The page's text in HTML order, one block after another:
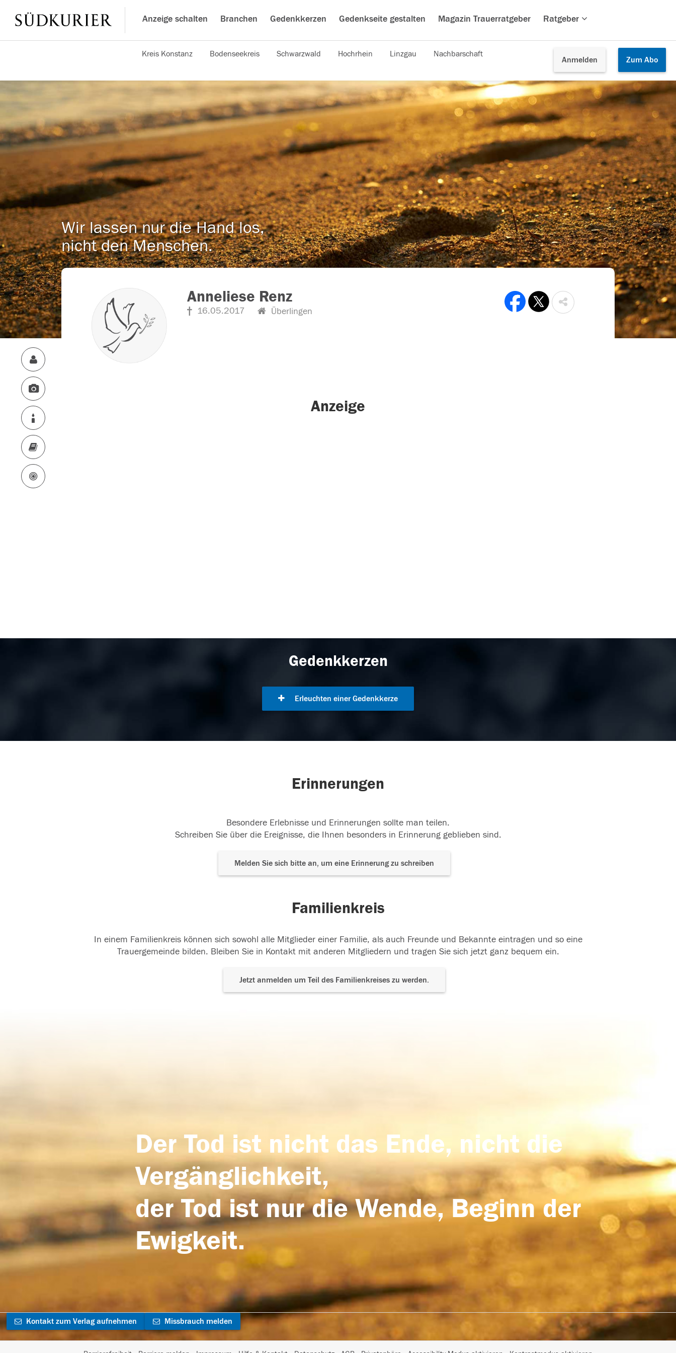
Anzeige schalten Branchen Gedenkkerzen Gedenkseite gestalten Magazin Trauerratgeber Ratgeber
Anmelden Zum Abo
Kreis Konstanz Bodenseekreis Schwarzwald Hochrhein Linzgau Nachbarschaft
Wir lassen nur die Hand los,
nicht den Menschen.
Anneliese Renz
16.05.2017 Überlingen
Anzeige
Gedenkkerzen
Erleuchten einer Gedenkkerze
Erinnerungen
Besondere Erlebnisse und Erinnerungen sollte man teilen.
Schreiben Sie über die Ereignisse, die Ihnen besonders in Erinnerung geblieben sind.
Melden Sie sich bitte an, um eine Erinnerung zu schreiben
Familienkreis
In einem Familienkreis können sich sowohl alle Mitglieder einer Familie, als auch Freunde und Bekannte eintragen und so eine
Trauergemeinde bilden. Bleiben Sie in Kontakt mit anderen Mitgliedern und tragen Sie sich jetzt ganz bequem ein.
Jetzt anmelden um Teil des Familienkreises zu werden.
Der Tod ist nicht das Ende, nicht die
Vergänglichkeit,
der Tod ist nur die Wende, Beginn der
Ewigkeit.
Kontakt zum Verlag aufnehmen Missbrauch melden